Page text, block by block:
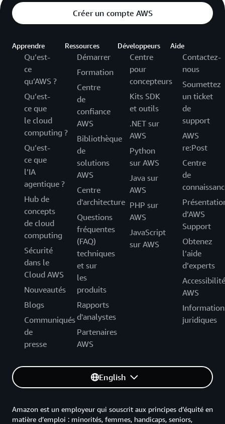
Créer un compte AWS
Apprendre
Qu’est-
ce
qu’AWS ?
Qu’est-
ce que
le cloud
computing ?
Qu’est-
ce que
l’IA
agentique ?
Hub de
concepts
de cloud
computing
Sécurité
dans le
Cloud AWS
Nouveautés
Blogs
Communiqués
de
presse
Ressources
Démarrer
Formation
Centre
de
confiance
AWS
Bibliothèque
de
solutions
AWS
Centre
d'architecture
Questions
fréquentes
(FAQ)
techniques
et sur
les
produits
Rapports
d'analystes
Partenaires
AWS
Développeurs
Centre
pour
concepteurs
Kits SDK
et outils
.NET sur
AWS
Python
sur AWS
Java sur
AWS
PHP sur
AWS
JavaScript
sur AWS
Aide
Contactez-
nous
Soumettez
un ticket
de
support
AWS
re:Post
Centre
de
d’AWS
Support
Obtenez
l’aide
d’experts
Accessibilité
AWS
juridiques
English
Amazon est un employeur qui souscrit aux principes d’équité en
matière d’emploi : minorités, femmes, handicaps, seniors,